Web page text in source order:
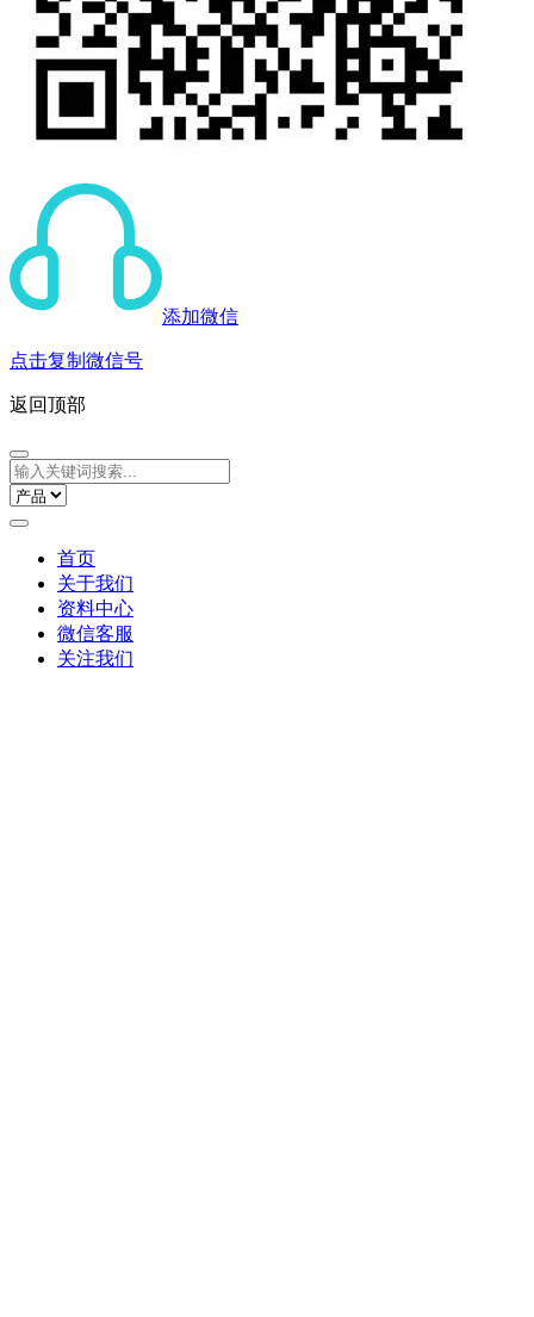
添加微信
点击复制微信号
返回顶部
首页
关于我们
资料中心
微信客服
关注我们